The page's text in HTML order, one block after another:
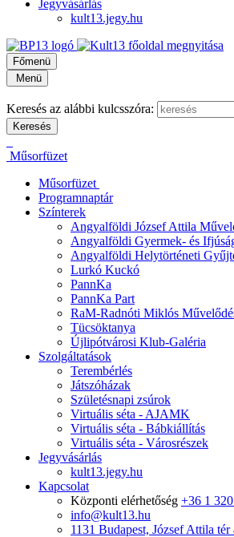
Jegyvásárlás
kult13.jegy.hu
Főmenü
Menü
Keresés az alábbi kulcsszóra:
Műsorfüzet
Műsorfüzet
Programnaptár
Színterek
Angyalföldi József Attila
Angyalföldi Gyermek- és
Angyalföldi Helytörténeti
Lurkó Kuckó
PannKa
PannKa Part
RaM-Radnóti Miklós
Tücsöktanya
Újlipótvárosi Klub-Galéria
Szolgáltatások
Terembérlés
Játszóházak
Születésnapi zsúrok
Virtuális séta - AJAMK
Virtuális séta - Bábkiállítás
Virtuális séta - Városrészek
Jegyvásárlás
kult13.jegy.hu
Kapcsolat
Központi elérhetőség +36 1
info@kult13.hu
1131 Budapest, József Attila tér